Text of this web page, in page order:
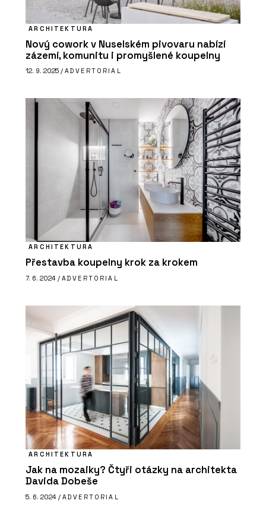
ARCHITEKTURA
Nový cowork v Nuselském pivovaru nabízí
zázemí, komunitu i promyšlené koupelny
12. 9. 2025 / ADVERTORIAL
ARCHITEKTURA
Přestavba koupelny krok za krokem
7. 6. 2024 / ADVERTORIAL
ARCHITEKTURA
Jak na mozaiky? Čtyři otázky na architekta
Davida Dobeše
5. 6. 2024 / ADVERTORIAL